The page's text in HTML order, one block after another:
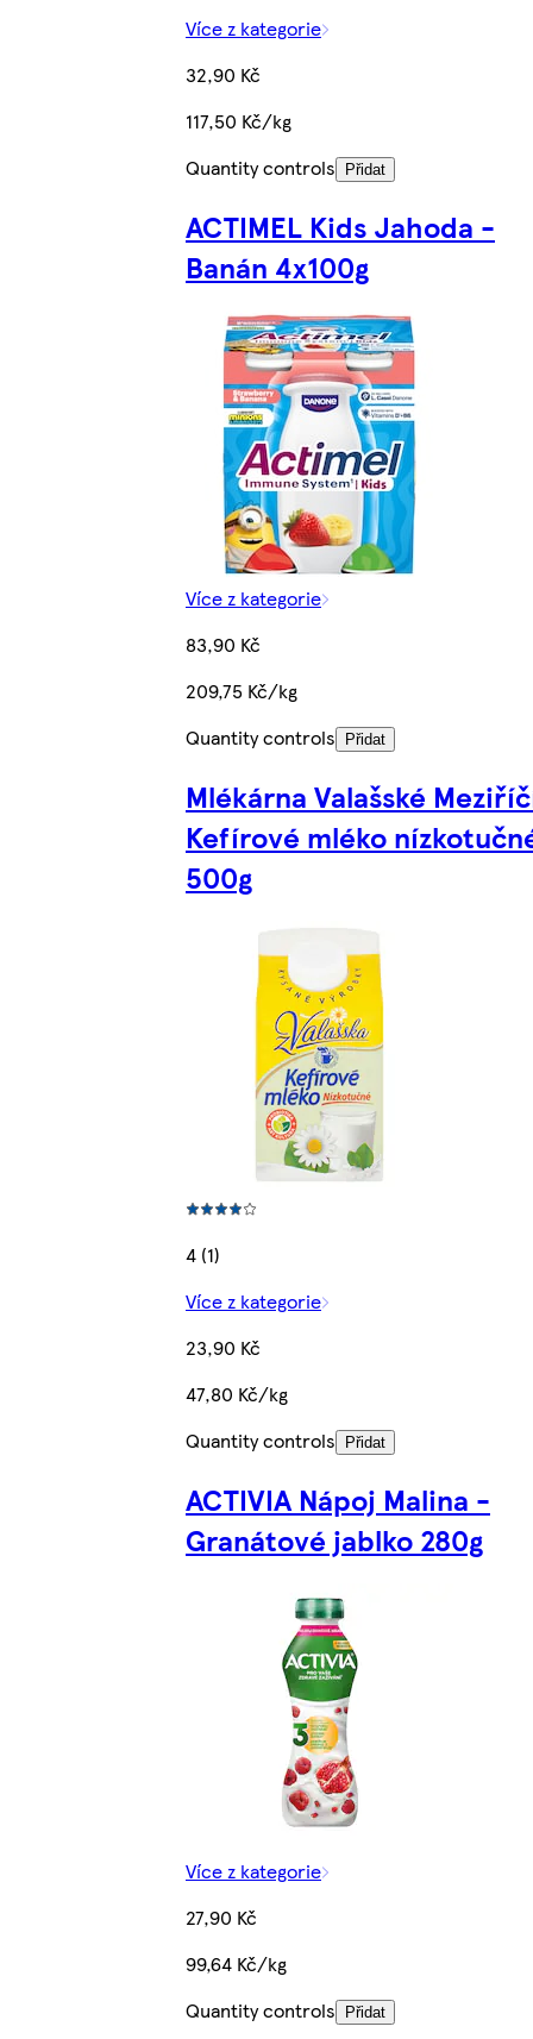
Více z kategorie
32,90 Kč
117,50 Kč/kg
Quantity controls
Přidat
ACTIMEL Kids Jahoda -
Banán 4x100g
Více z kategorie
83,90 Kč
209,75 Kč/kg
Quantity controls
Přidat
Mlékárna Valašské
Kefírové mléko
500g
4 (1)
Více z kategorie
23,90 Kč
47,80 Kč/kg
Quantity controls
Přidat
ACTIVIA Nápoj Malina -
Granátové jablko 280g
Více z kategorie
27,90 Kč
99,64 Kč/kg
Quantity controls
Přidat